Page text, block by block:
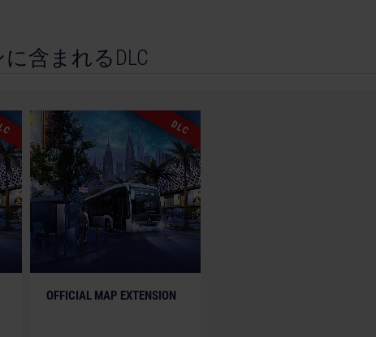
by astragon Entertainment GmbH. Developed by stillalive studios
equipment, and associated brands and imagery therefore (including
materials) featured in the game are the property of their respective
game may be different from the actual products in shapes, colours and
All other names, trademarks and logos are property of their
含まれるDLC
DLC
OFFICIAL MAP EXTENSION